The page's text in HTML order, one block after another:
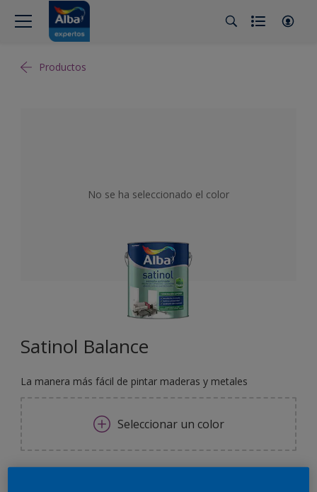
Productos
No se ha seleccionado el color
Satinol Balance
La manera más fácil de pintar maderas y metales
Seleccionar un color